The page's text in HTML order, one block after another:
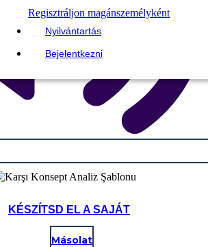
Regisztráljon magánszemélyként
Nyilvántartás
Bejelentkezni
KÉSZÍTSD EL A SAJÁT
Másolat